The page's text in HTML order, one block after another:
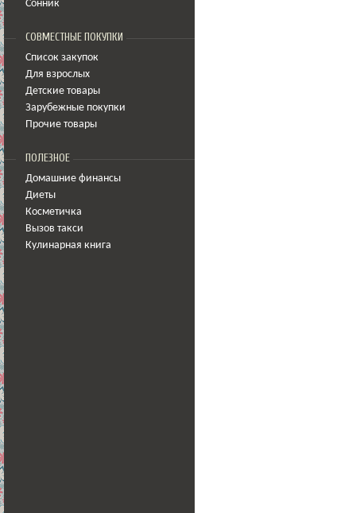
Сонник
СОВМЕСТНЫЕ ПОКУПКИ
Список закупок
Для взрослых
Детские товары
Зарубежные покупки
Прочие товары
ПОЛЕЗНОЕ
Домашние финансы
Диеты
Косметичка
Вызов такси
Кулинарная книга